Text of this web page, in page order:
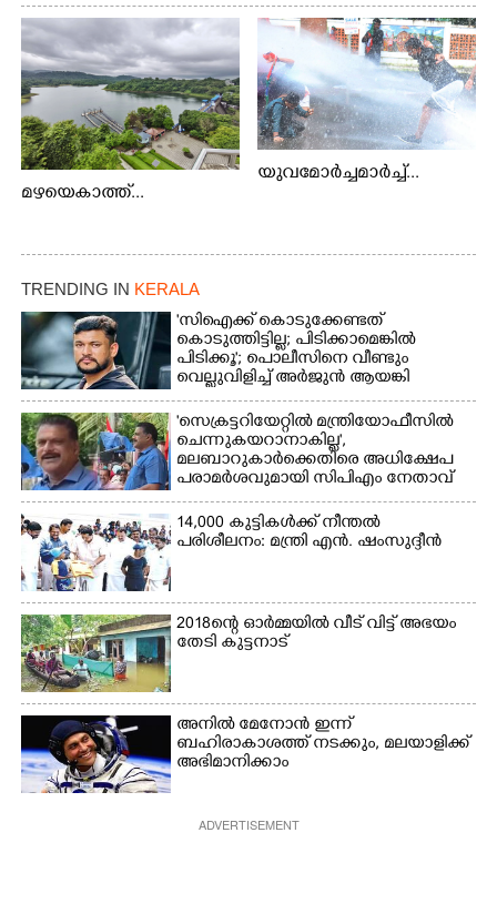
മഴയെകാത്ത്...
യുവമോർച്ചമാർച്ച്...
TRENDING IN KERALA
'സിഐക്ക് കൊടുക്കേണ്ടത്
കൊടുത്തിട്ടില്ല; പിടിക്കാമെങ്കിൽ
പിടിക്കൂ'; പൊലീസിനെ വീണ്ടും
വെല്ലുവിളിച്ച് അർജുൻ ആയങ്കി
'സെക്രട്ടറിയേറ്റിൽ മന്ത്രിയോഫീസിൽ
ചെന്നുകയറാനാകില്ല',
മലബാറുകാർക്കെതിരെ അധിക്ഷേപ
പരാമർശവുമായി സിപിഎം നേതാവ്‌
14,000 കുട്ടികൾക്ക് നീന്തൽ
പരിശീലനം: മന്ത്രി എൻ. ഷംസുദ്ദീൻ
2018ന്റെ ഓർമ്മയിൽ വീട് വിട്ട് അഭയം
തേടി കുട്ടനാട്
അനിൽ മേനോൻ ഇന്ന്
ബഹിരാകാശത്ത് നടക്കും, മലയാളിക്ക്
അഭിമാനിക്കാം
ADVERTISEMENT